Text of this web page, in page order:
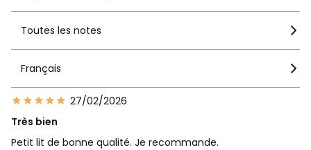
Toutes les notes
Français
27/02/2026
Très bien
Petit lit de bonne qualité. Je recommande.